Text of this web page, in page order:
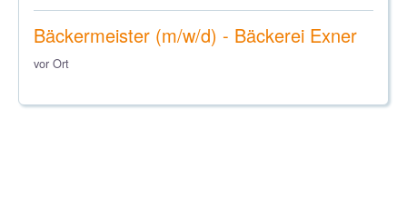
Bäckermeister (m/w/d) - Bäckerei Exner
vor Ort